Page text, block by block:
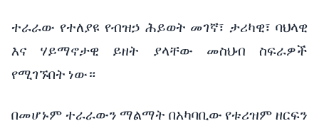
ተራራው የተለያዩ የብዝኃ ሕይወት መገኛ፣ ታሪካዊ፣ ባህላዊ
እና ሃይማኖታዊ ይዘት ያላቸው መስህብ ስፍራዎች
የሚገኙበት ነው።
በመሆኑም ተራራውን ማልማት በአካባቢው የቱሪዝም ዘርፍን